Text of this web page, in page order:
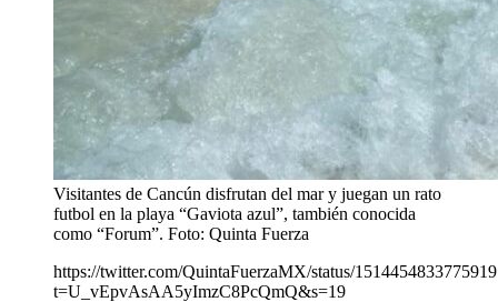
Visitantes de Cancún disfrutan del mar y juegan un rato
futbol en la playa “Gaviota azul”, también conocida
como “Forum”. Foto: Quinta Fuerza
https://twitter.com/QuintaFuerzaMX/status/
t=U_vEpvAsAA5yImzC8PcQmQ&s=19